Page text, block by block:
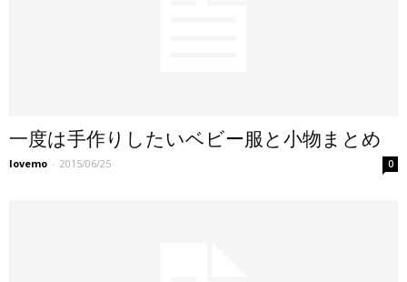
一度は手作りしたいベビー服と小物まとめ
lovemo - 2015/06/25 0